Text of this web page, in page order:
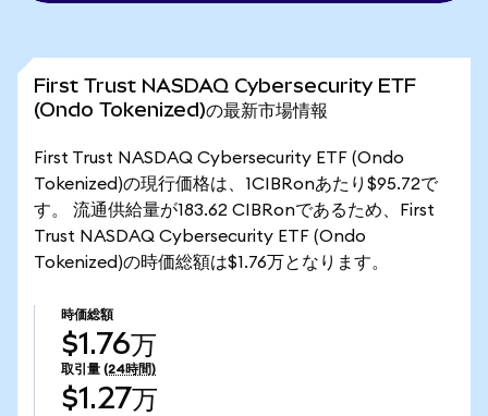
First Trust NASDAQ Cybersecurity ETF
(Ondo Tokenized)の最新市場情報
First Trust NASDAQ Cybersecurity ETF (Ondo
Tokenized)の現行価格は、1CIBRonあたり$95.72で
す。 流通供給量が183.62 CIBRonであるため、First
Trust NASDAQ Cybersecurity ETF (Ondo
Tokenized)の時価総額は$1.76万となります。
時価総額
$1.76万
取引量 (24時間)
$1.27万